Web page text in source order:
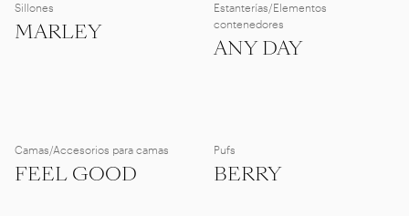
Sillones
MARLEY
Estanterías/Elementos
contenedores
ANY DAY
Camas/Accesorios para camas
FEEL GOOD
Pufs
BERRY